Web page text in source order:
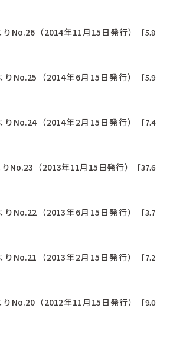
No.26（2014年11月15日発行）
［5.8
No.25（2014年6月15日発行）
［5.9
No.24（2014年2月15日発行）
［7.4
No.23（2013年11月15日発行）
［37.6
No.22（2013年6月15日発行）
［3.7
No.21（2013年2月15日発行）
［7.2
No.20（2012年11月15日発行）
［9.0